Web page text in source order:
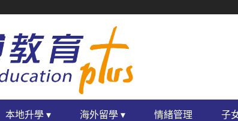
本地升學 ▾ 海外留學 ▾ 情緒管理 子